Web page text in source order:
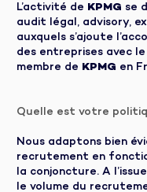
L’activité de KPMG se
audit légal, advisory,
auxquels s’ajoute
des entreprises avec
membre de KPMG en
Quelle est votre
Nous adaptons bien
recrutement en
la conjoncture. A
le volume du